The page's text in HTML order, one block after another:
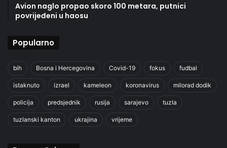
Avion naglo propao skoro 100 metara, putnici
povrijeđeni u haosu
Popularno
bih Bosna i Hercegovina Covid-19 fokus fudbal
istaknuto izrael kameleon koronavirus milorad dodik
policija predsjednik rusija sarajevo tuzla
tuzlanski kanton ukrajina vrijeme